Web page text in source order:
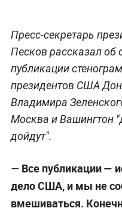
Пресс-секретарь
Песков рассказал об
публикации
президентов США
Владимира
Москва и Вашингтон
дойдут".
— Все публикации —
дело США, и мы не
вмешиваться.